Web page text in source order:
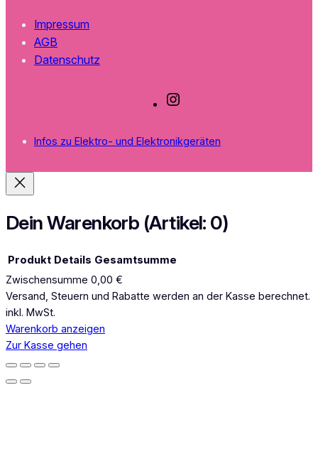
Impressum
AGB
Datenschutz
t
m
Infos zu Elektro- und Elektronikgeräten
Dein Warenkorb (Artikel: 0)
Produkte
im
Warenkorb
Produkt Details Gesamtsumme
Zwischensumme 0,00 €
Versand, Steuern und Rabatte werden an der Kasse berechnet.
inkl. MwSt.
Warenkorb anzeigen
Zur Kasse gehen